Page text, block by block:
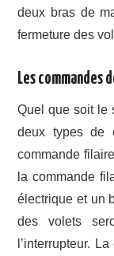
deux bras de
fermeture des
Les commandes
Quel que soit le
deux types de
commande
la commande
électrique et un
des volets
l’interrupteur.